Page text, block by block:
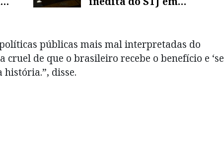
públicas mais mal interpretadas do
de que o brasileiro recebe o benefício e ‘se
história.”, disse.